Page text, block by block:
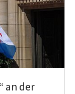
an der